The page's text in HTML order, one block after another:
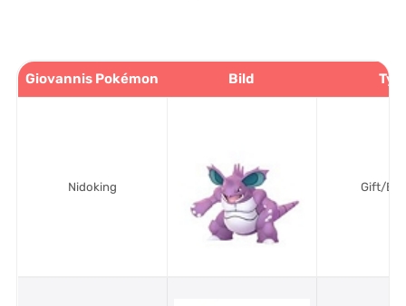
Giovannis Pokémon Bild Typ
Nidoking Gift/